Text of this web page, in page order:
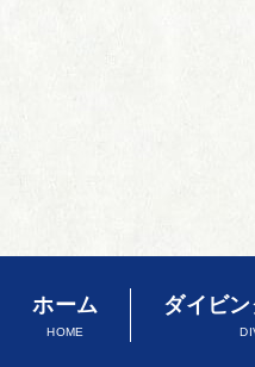
ホーム
HOME
ダイビ